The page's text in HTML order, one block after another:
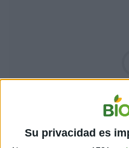
Su privacidad es